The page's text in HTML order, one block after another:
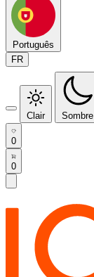
Português
FR
Clair Sombre
0
0